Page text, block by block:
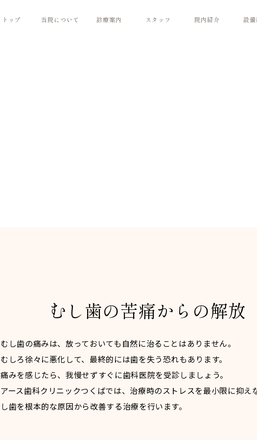
トップ 当院について 診療案内 スタッフ 院内紹介 設
むし歯の苦痛からの解放
むし歯の痛みは、放っておいても自然に治ることはありません。
むしろ徐々に悪化して、最終的には歯を失う恐れもあります。
痛みを感じたら、我慢せずすぐに歯科医院を受診しましょう。
アース歯科クリニックつくばでは、治療時のストレスを最小限に抑え
し歯を根本的な原因から改善する治療を行います。